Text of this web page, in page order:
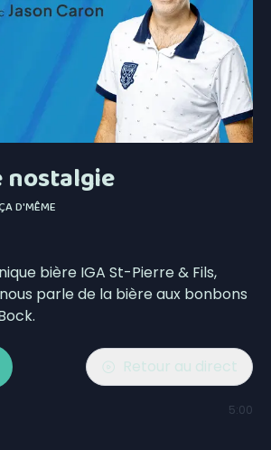
nostalgie
D'MÊME
bière IGA St-Pierre & Fils,
parle de la bière aux bonbons
Retour au direct
5:00